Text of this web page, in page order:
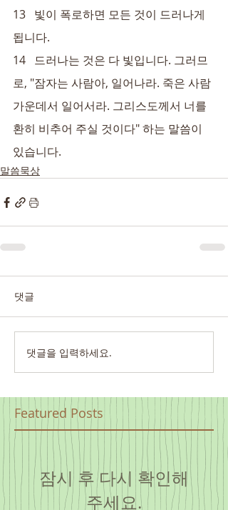
13   빛이 폭로하면 모든 것이 드러나게
됩니다.
14   드러나는 것은 다 빛입니다. 그러므
로, "잠자는 사람아, 일어나라. 죽은 사람
가운데서 일어서라. 그리스도께서 너를
환히 비추어 주실 것이다" 하는 말씀이
있습니다.
말씀묵상
댓글
댓글을 입력하세요.
Featured Posts
잠시 후 다시 확인해
주세요.